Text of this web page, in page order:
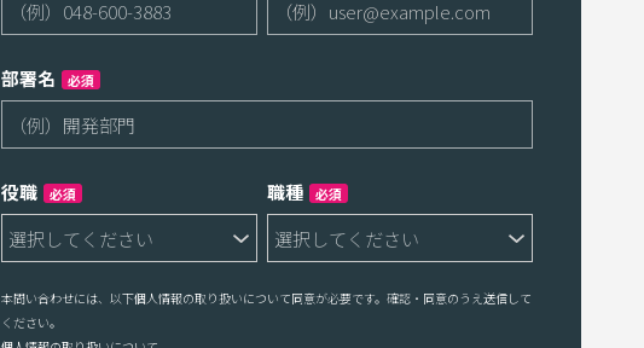
部署名 必須
役職 必須 職種 必須
本問い合わせには、以下個人情報の取り扱いについて同意が必要です。確認・同意のうえ送信して
ください。